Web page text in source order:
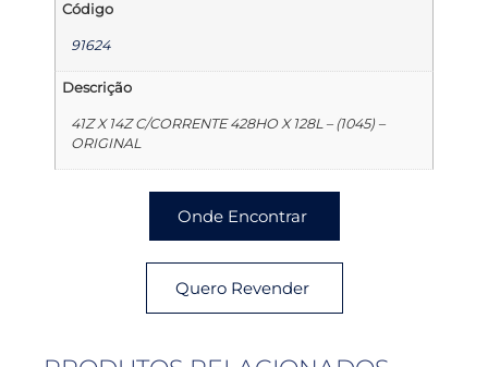
Código
91624
Descrição
41Z X 14Z C/CORRENTE 428HO X 128L – (1045) –
ORIGINAL
Onde Encontrar
Quero Revender